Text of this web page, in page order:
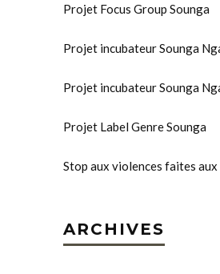
Projet Focus Group Sounga
Projet incubateur Sounga
Projet incubateur Sounga
Projet Label Genre Sounga
Stop aux violences faites aux
ARCHIVES